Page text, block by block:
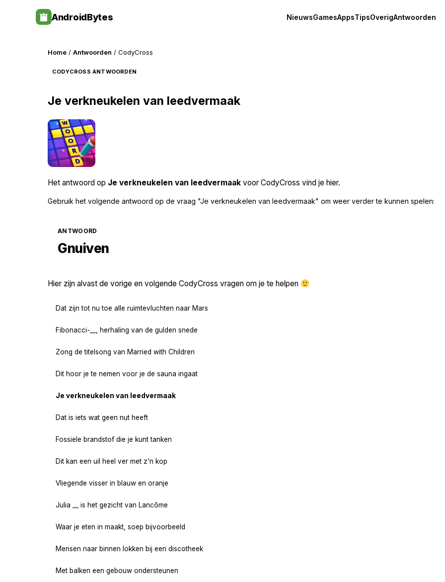
AndroidBytes NieuwsGamesAppsTipsOverigAntwoorden
Home / Antwoorden / CodyCross
CODYCROSS ANTWOORDEN
Je verkneukelen van leedvermaak
Het antwoord op Je verkneukelen van leedvermaak voor CodyCross vind je hier.
Gebruik het volgende antwoord op de vraag "Je verkneukelen van leedvermaak" om weer verder te kunnen spelen:
ANTWOORD
Gnuiven
Hier zijn alvast de vorige en volgende CodyCross vragen om je te helpen
Dat zijn tot nu toe alle ruimtevluchten naar Mars
Fibonacci-__, herhaling van de gulden snede
Zong de titelsong van Married with Children
Dit hoor je te nemen voor je de sauna ingaat
Je verkneukelen van leedvermaak
Dat is iets wat geen nut heeft
Fossiele brandstof die je kunt tanken
Dit kan een uil heel ver met z'n kop
Vliegende visser in blauw en oranje
Julia __ is het gezicht van Lancôme
Waar je eten in maakt, soep bijvoorbeeld
Mensen naar binnen lokken bij een discotheek
Met balken een gebouw ondersteunen